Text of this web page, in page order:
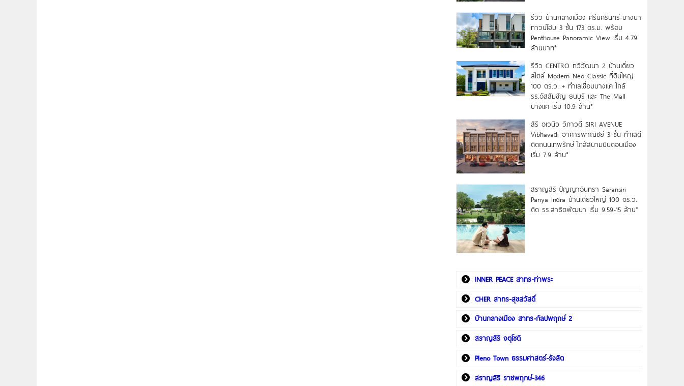
รีวิว บ้านกลางเมือง ศรีนครินทร์-บางนา
ทาวน์โฮม 3 ชั้น 173 ตร.ม. พร้อม
Penthouse Panoramic View เริ่ม 4.79
ล้านบาท*
รีวิว CENTRO ทวีวัฒนา 2 บ้านเดี่ยว
สไตล์ Modern Neo Classic ที่ดินใหญ่
100 ตร.ว. + ทำเลเชื่อมบางแค ใกล้
รร.อัสสัมชัญ ธนบุรี และ The Mall
บางแค เริ่ม 10.9 ล้าน*
สิริ อเวนิว วิภาวดี SIRI AVENUE
Vibhavadi อาคารพาณิชย์ 3 ชั้น ทำเลดี
ติดถนนเทพรักษ์ ใกล้สนามบินดอนเมือง
เริ่ม 7.9 ล้าน*
สราญสิริ ปัญญาอินทรา Saransiri
Panya Indra บ้านเดี่ยวใหญ่ 100 ตร.ว.
ดิด รร.สาธิตพัฒนา เริ่ม 9.59-15 ล้าน*
INNER PEACE สาทร-ท่าพระ
CHER สาทร-สุขสวัสดิ์
บ้านกลางเมือง สาทร-กัลปพฤกษ์ 2
สราญสิริ จตุโชติ
Pleno Town ธรรมศาสตร์-รังสิต
สราญสิริ ราชพฤกษ์-346